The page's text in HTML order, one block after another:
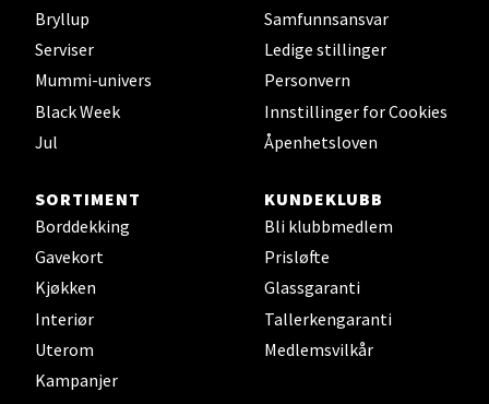
Bryllup
Serviser
Mummi-univers
Black Week
Jul
Samfunnsansvar
Ledige stillinger
Personvern
Innstillinger for Cookies
Åpenhetsloven
SORTIMENT
Borddekking
Gavekort
Kjøkken
Interiør
Uterom
Kampanjer
KUNDEKLUBB
Bli klubbmedlem
Prisløfte
Glassgaranti
Tallerkengaranti
Medlemsvilkår
Thon Senter Orkanger, Orkdalsveien 113, 7300
Orkanger
Åpent i dag 09-20
0 i butikk
Sandvika - Thon Senter Sandvika
Brodtkorbsgate 7, 1338 Sandvika
Åpent i dag 10-21
0 i butikk